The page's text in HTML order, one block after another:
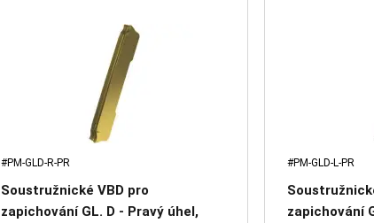
#PM-GLD-R-PR
Soustružnické VBD pro
zapichování GL. D - Pravý úhel,
#PM-GLD-L-PR
zapichování